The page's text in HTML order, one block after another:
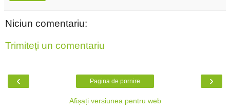
Niciun comentariu:
Trimiteți un comentariu
‹ ›
Pagina de pornire
Afișați versiunea pentru web